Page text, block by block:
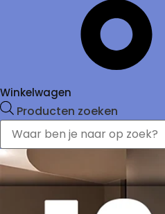
Winkelwagen
Producten zoeken